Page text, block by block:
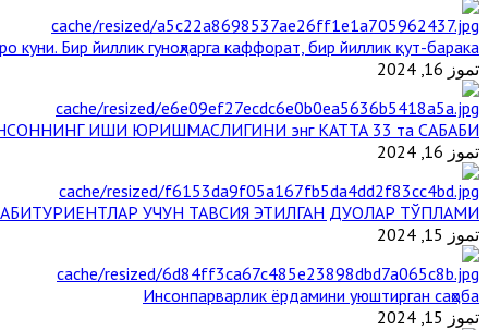
куни. Бир йиллик гуноҳларга каффорат, бир йиллик қут-барака
تموز 16, 2024
ИШИ ЮРИШМАСЛИГИНИ энг КАТТА 33 та САБАБИ
تموز 16, 2024
АБИТУРИЕНТЛАР УЧУН ТАВСИЯ ЭТИЛГАН ДУОЛАР ТЎПЛАМИ
تموز 15, 2024
Инсонпарварлик ёрдамини уюштирган саҳоба
تموز 15, 2024